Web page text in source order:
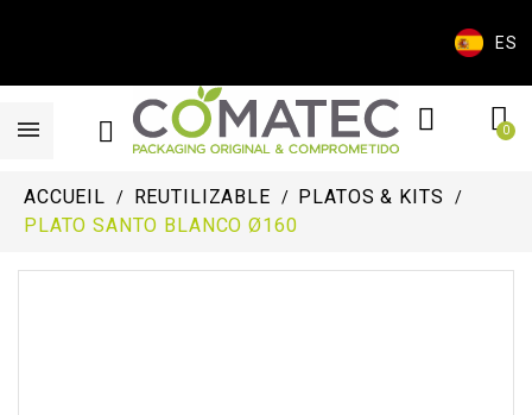
ES
ACCUEIL REUTILIZABLE
PLATOS & KITS
PLATO SANTO BLANCO Ø160